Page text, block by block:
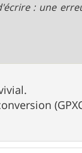
: une